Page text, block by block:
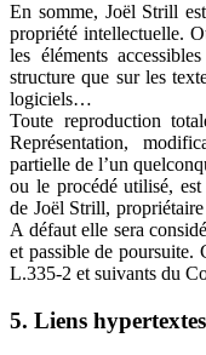
En somme, Joël Strill
propriété intellectuelle.
les éléments
structure que sur les
logiciels…
Toute reproduction
Représentation,
partielle de l’un
ou le procédé utilisé,
de Joël Strill,
A défaut elle sera
et passible de poursuite.
L.335-2 et suivants du
5. Liens